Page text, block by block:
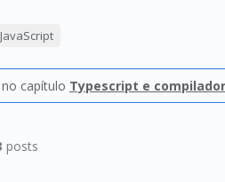
no capítulo Typescript e compilador
posts